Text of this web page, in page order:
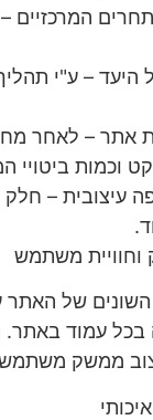
המרכזיים –
– ע"י
אתר – לאחר
וכמות ביטויי
עיצובית – חלק
של האתר
ממשק משתמש